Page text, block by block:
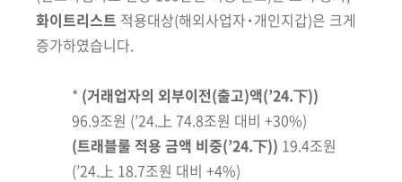
화이트리스트 적용대상(해외사업자·개인지갑)은 크게
증가하였습니다.
* (거래업자의 외부이전(출고)액(’24.下))
96.9조원 (’24.上 74.8조원 대비 +30%)
(트래블룰 적용 금액 비중(’24.下)) 19.4조원
(’24.上 18.7조원 대비 +4%)